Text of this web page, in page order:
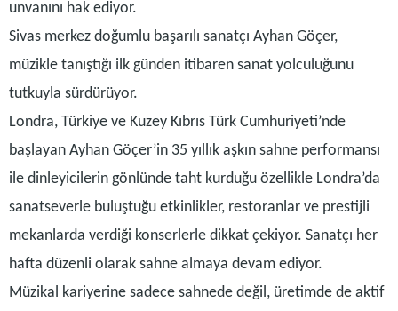
unvanını hak ediyor.
Sivas merkez doğumlu başarılı sanatçı Ayhan Göçer,
müzikle tanıştığı ilk günden itibaren sanat yolculuğunu
tutkuyla sürdürüyor.
Londra, Türkiye ve Kuzey Kıbrıs Türk Cumhuriyeti’nde
başlayan Ayhan Göçer’in 35 yıllık aşkın sahne performansı
ile dinleyicilerin gönlünde taht kurduğu özellikle Londra’da
sanatseverle buluştuğu etkinlikler, restoranlar ve prestijli
mekanlarda verdiği konserlerle dikkat çekiyor. Sanatçı her
hafta düzenli olarak sahne almaya devam ediyor.
Müzikal kariyerine sadece sahnede değil, üretimde de aktif